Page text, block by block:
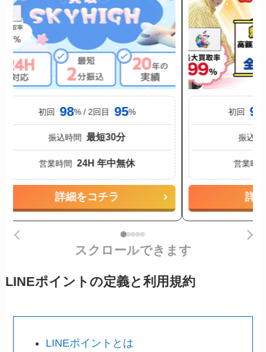
初回 98% / 2回目 95%
振込時間 最短30分
営業時間 24H 年中無休
詳細をコチラ
初回 91
振込時
営業時
詳
スクロールできます
LINEポイントの定義と利用規約
LINEポイントとは